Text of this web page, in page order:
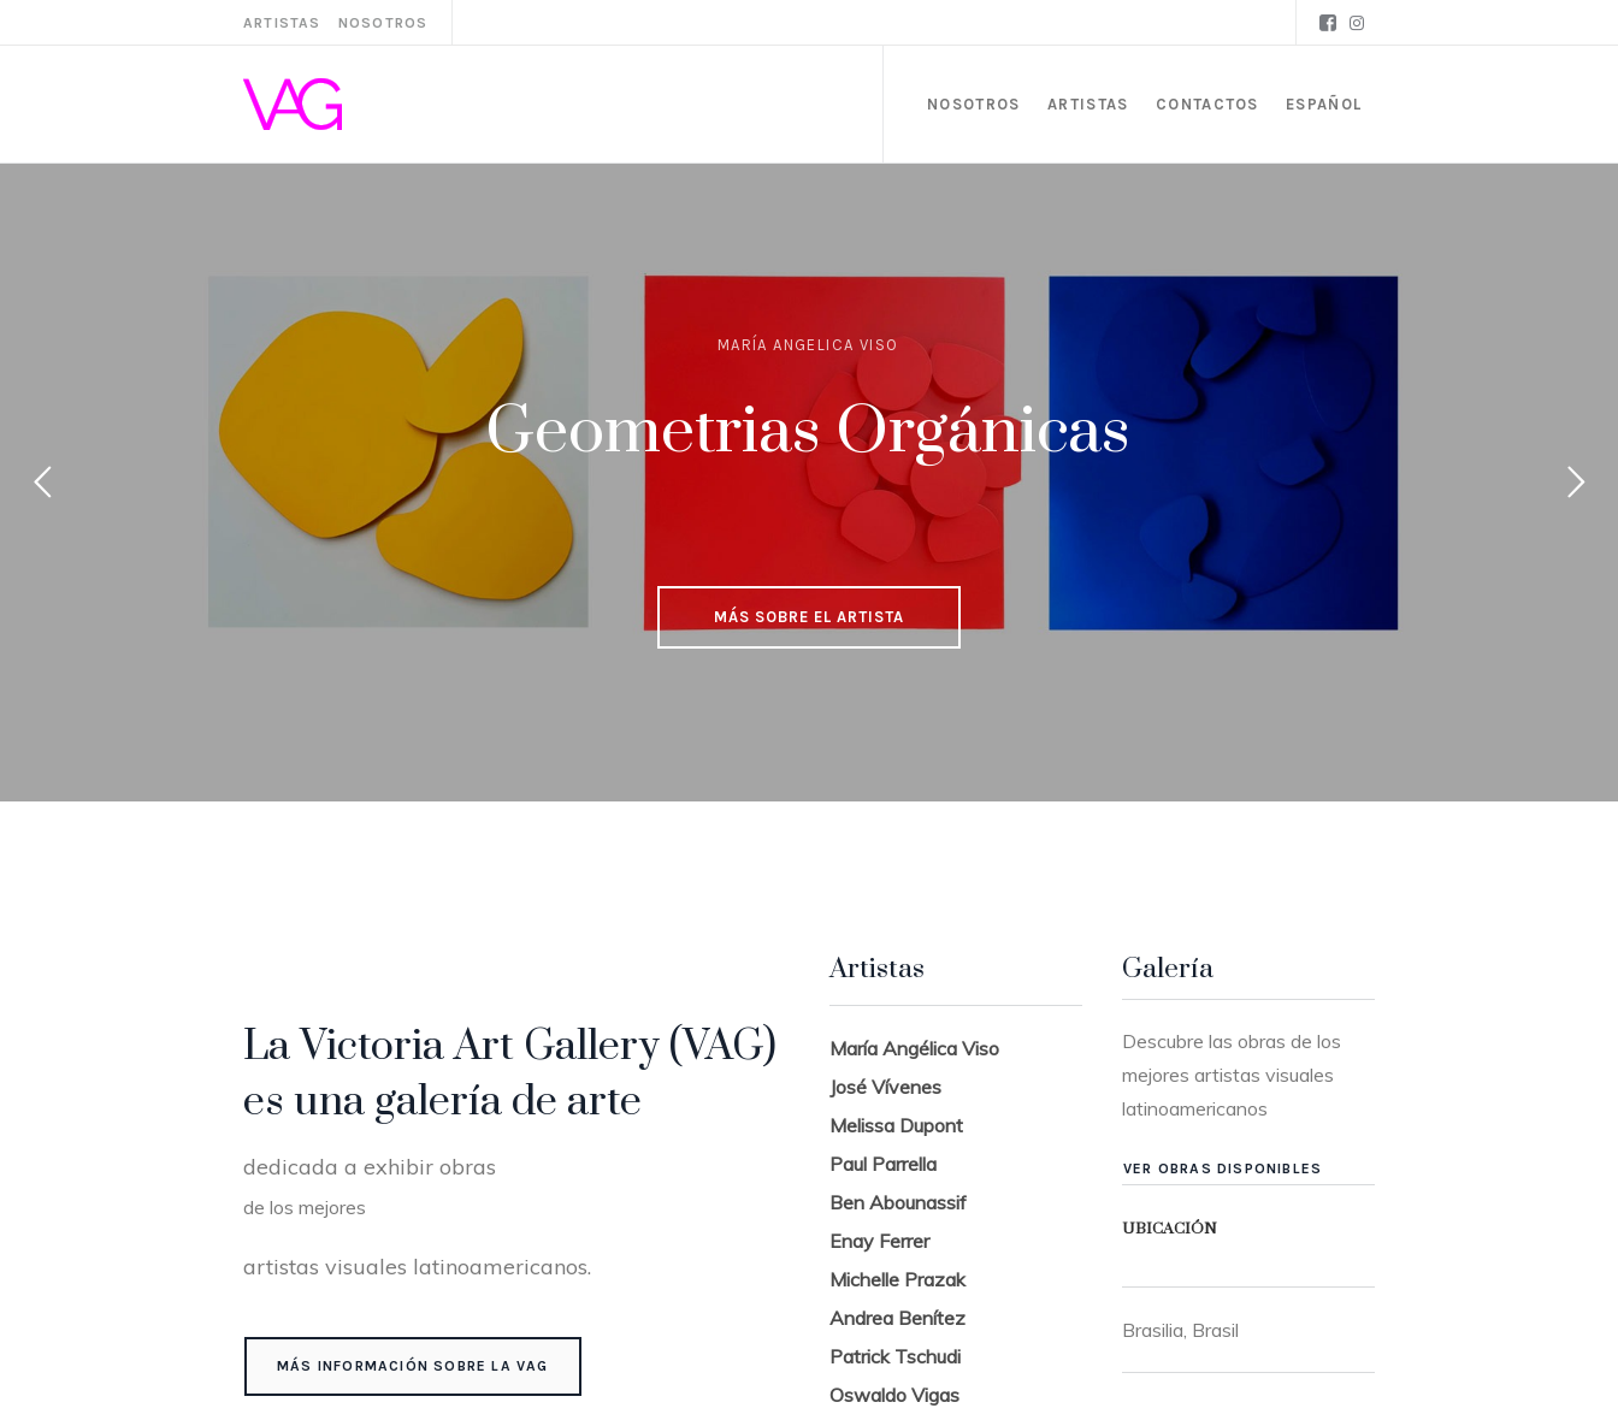
ARTISTAS NOSOTROS
NOSOTROS ARTISTAS CONTACTOS ESPAÑOL
MÁS SOBRE EL ARTISTA
MARÍA ANGELICA VISO
Geometrias Orgánicas
La Victoria Art Gallery (VAG)
es una galería de arte
dedicada a exhibir obras
de los mejores
artistas visuales latinoamericanos.
MÁS INFORMACIÓN SOBRE LA VAG
Artistas
María Angélica Viso
José Vívenes
Melissa Dupont
Paul Parrella
Ben Abounassif
Enay Ferrer
Michelle Prazak
Andrea Benítez
Patrick Tschudi
Oswaldo Vigas
Galería
Descubre las obras de los
mejores artistas visuales
latinoamericanos
VER OBRAS DISPONIBLES
UBICACIÓN
Brasilia, Brasil